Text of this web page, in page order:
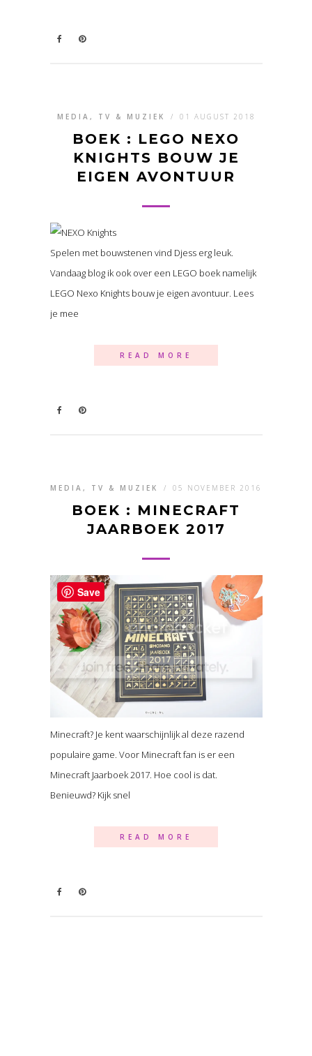
MEDIA, TV & MUZIEK / 01 AUGUST 2018
BOEK : LEGO NEXO
KNIGHTS BOUW JE
EIGEN AVONTUUR
Spelen met bouwstenen vind Djess erg leuk.
Vandaag blog ik ook over een LEGO boek namelijk
LEGO Nexo Knights bouw je eigen avontuur. Lees
je mee
READ MORE
MEDIA, TV & MUZIEK / 05 NOVEMBER 2016
BOEK : MINECRAFT
JAARBOEK 2017
Minecraft? Je kent waarschijnlijk al deze razend
populaire game. Voor Minecraft fan is er een
Minecraft Jaarboek 2017. Hoe cool is dat.
Benieuwd? Kijk snel
READ MORE
Save